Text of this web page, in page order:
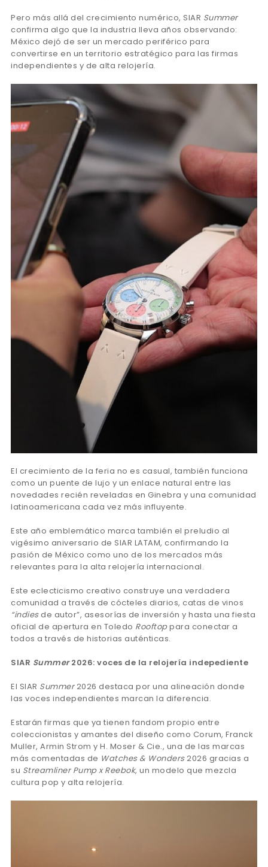
Pero más allá del crecimiento numérico, SIAR Summer
confirma algo que la industria lleva años observando:
México dejó de ser un mercado periférico para
convertirse en un territorio estratégico para las firmas
independientes y de alta relojería.
El crecimiento de la feria no es casual, también funciona
como un puente de lujo y un enlace natural entre las
novedades recién reveladas en Ginebra y una comunidad
latinoamericana cada vez más influyente.
Este año emblemático marca también el preludio al
vigésimo aniversario de SIAR LATAM, confirmando la
pasión de México como uno de los mercados más
relevantes para la alta relojería internacional.
Este eclecticismo creativo construye una verdadera
comunidad a través de cócteles diarios, catas de vinos
“indiesde autor”, asesorías de inversión y hasta una fiesta
oficial de apertura en Toledo Rooftoppara conectar a
todos a través de historias auténticas.
SIAR Summer2026: voces de la relojería indepediente
El SIAR Summer2026 destaca por una alineación donde
las voces independientes marcan la diferencia.
Estarán firmas que ya tienen fandom propio entre
coleccionistas y amantes del diseño como Corum, Franck
Muller, Armin Strom y H. Moser & Cie., una de las marcas
más comentadas de Watches & Wonders2026 gracias a
su Streamliner Pump x Reebok, un modelo que mezcla
cultura pop y alta relojería.